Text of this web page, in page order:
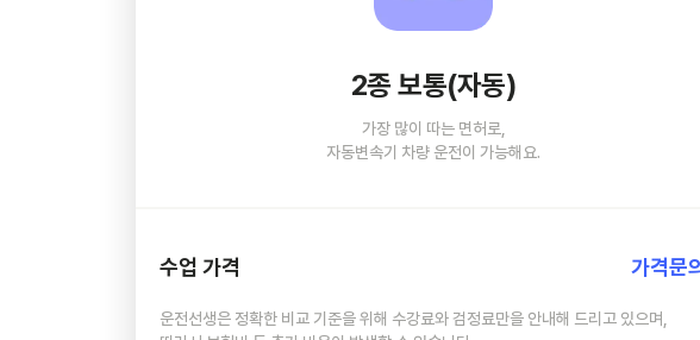
2종 보통(자동)
가장 많이 따는 면허로,
자동변속기 차량 운전이 가능해요.
수업 가격 가격문
운전선생은 정확한 비교 기준을 위해 수강료와 검정료만을 안내해 드리고 있으며,